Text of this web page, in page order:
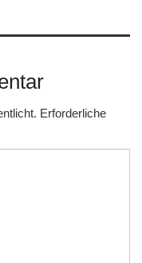
Erforderliche